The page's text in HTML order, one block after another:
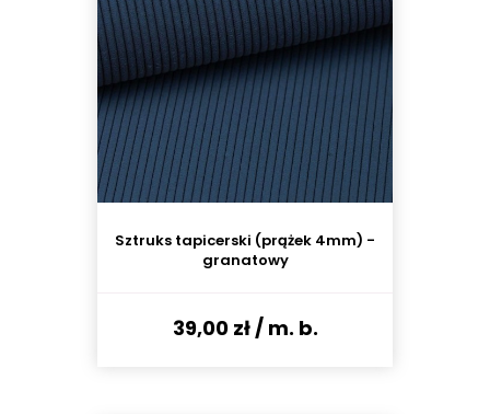
Sztruks tapicerski (prążek 4mm) -
granatowy
39,00 zł/ m. b.